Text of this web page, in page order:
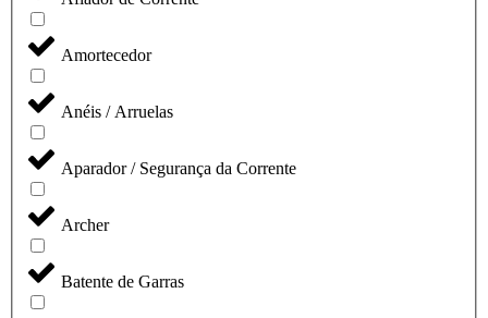
Amortecedor
Anéis / Arruelas
Aparador / Segurança da Corrente
Archer
Batente de Garras